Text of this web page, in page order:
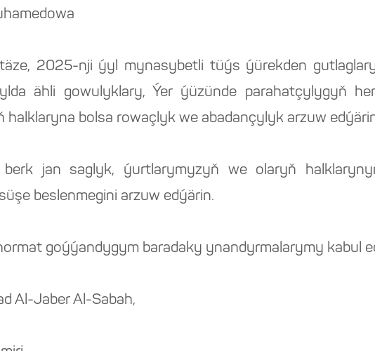
2025-nji ýyl mynasybetli tüýs ýürekden
ähli gowulyklary, Ýer ýüzünde parahatçylygyň
halklaryna bolsa rowaçlyk we abadançylyk arzuw
berk jan saglyk, ýurtlarymyzyň we olaryň
beslenmegini arzuw edýärin.
goýýandygym baradaky ynandyrmalarymy kabul
Al-Jaber Al-Sabah,